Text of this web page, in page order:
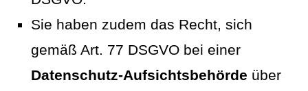
Sie haben zudem das Recht, sich
gemäß Art. 77 DSGVO bei einer
Datenschutz-Aufsichtsbehörde über